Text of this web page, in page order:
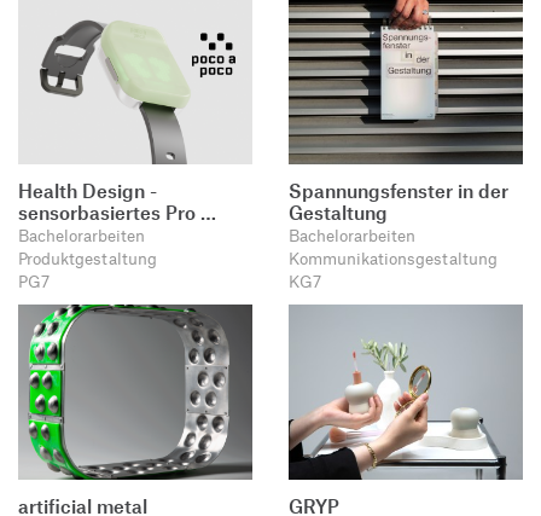
Health Design -
sensorbasiertes Pro …
Bachelorarbeiten
Produktgestaltung
PG7
Spannungsfenster in der
Gestaltung
Bachelorarbeiten
Kommunikationsgestaltung
KG7
artificial metal GRYP